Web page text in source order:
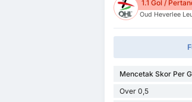
1.1 Gol /
Oud Heverlee
Mencetak Skor Per
Over 0,5